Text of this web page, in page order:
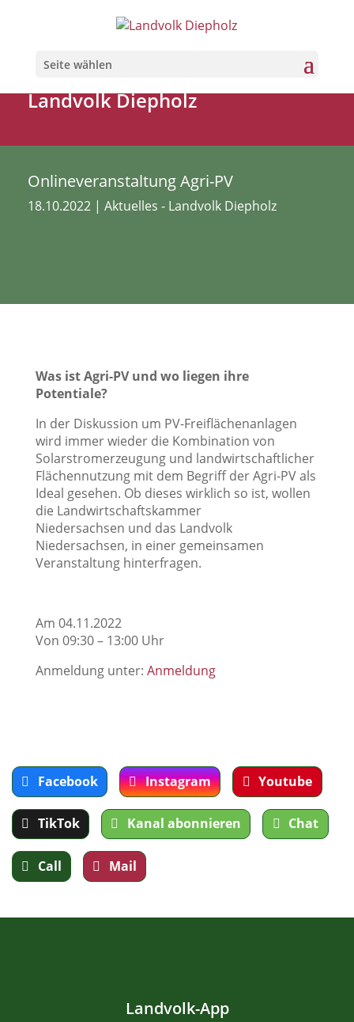
Seite wählen
Landvolk Diepholz
Onlineveranstaltung Agri-PV
18.10.2022 | Aktuelles - Landvolk Diepholz
Was ist Agri-PV und wo liegen ihre
Potentiale?
In der Diskussion um PV-Freiflächenanlagen
wird immer wieder die Kombination von
Solarstromerzeugung und landwirtschaftlicher
Flächennutzung mit dem Begriff der Agri-PV als
Ideal gesehen. Ob dieses wirklich so ist, wollen
die Landwirtschaftskammer
Niedersachsen und das Landvolk
Niedersachsen, in einer gemeinsamen
Veranstaltung hinterfragen.
Am 04.11.2022
Von 09:30 – 13:00 Uhr
Anmeldung unter: Anmeldung
Facebook Instagram Youtube
TikTok Kanal abonnieren Chat
Call Mail
Landvolk-App